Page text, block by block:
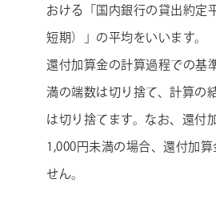
おける「国内銀行の貸出約定
短期）」の平均をいいます。
還付加算金の計算過程での基
満の端数は切り捨て、計算の
は切り捨てます。なお、還付
1,000円未満の場合、還付加算
せん。